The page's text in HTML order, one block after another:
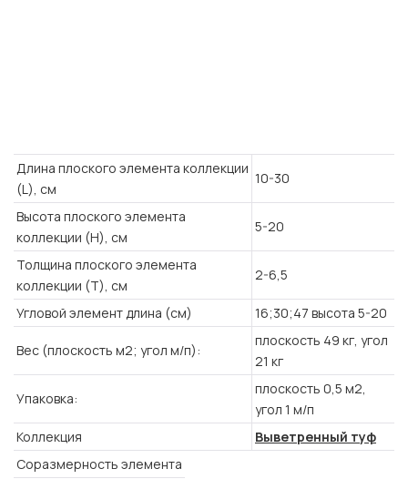
Длина плоского элемента коллекции
(L), см
10-30
Высота плоского элемента
коллекции (H), см
5-20
Толщина плоского элемента
коллекции (T), см
2-6,5
Угловой элемент длина (см) 16;30;47 высота 5-20
Вес (плоскость м2; угол м/п):
плоскость 49 кг, угол
21 кг
Упаковка:
плоскость 0,5 м2,
угол 1 м/п
Коллекция
Выветренный туф
Соразмерность элемента